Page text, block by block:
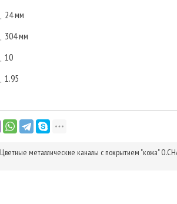
24 мм
304 мм
10
1.95
Цветные металлические каналы с покрытием "кожа"